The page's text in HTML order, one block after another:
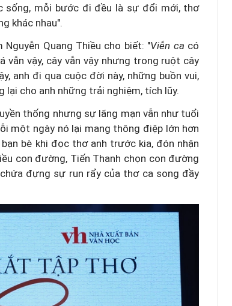
sống, mỗi bước đi đều là sự đổi mới, thơ
khác nhau".
Quang Thiều cho biết: "Viễn ca có
vẫn vậy, cây vẫn vậy nhưng trong ruột cây
anh đi qua cuộc đời này, những buồn vui,
lại cho anh những trải nghiệm, tích lũy.
thống nhưng sự lãng mạn vẫn như tuổi
một ngày nó lại mang thông điệp lớn hơn
bè khi đọc thơ anh trước kia, đón nhận
con đường, Tiến Thanh chọn con đường
đựng sự run rẩy của thơ ca song đầy
Podcast: Đi chợ, thanh toán,
chuyển tiền - Phụ nữ làm chủ ví
điện tử